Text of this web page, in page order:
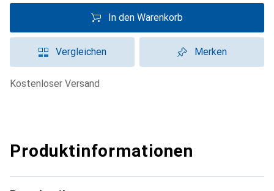
In den Warenkorb
Vergleichen Merken
kostenloser Versand
Produktinformationen